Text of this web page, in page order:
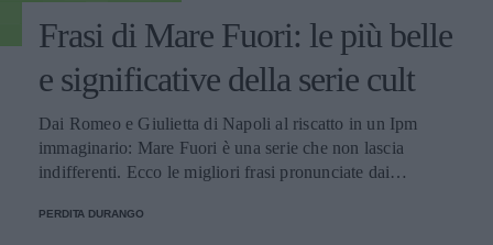
Frasi di Mare Fuori: le più belle
e significative della serie cult
Dai Romeo e Giulietta di Napoli al riscatto in un Ipm
immaginario: Mare Fuori è una serie che non lascia
indifferenti. Ecco le migliori frasi pronunciate dai
PERDITA DURANGO